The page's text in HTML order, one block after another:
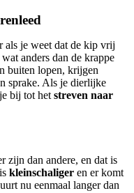
als je weet dat de kip vrij
anders dan de krappe
buiten lopen, krijgen
sprake. Als je dierlijke
bij tot het streven naar
zijn dan andere, en dat is
kleinschaliger en er komt
nu eenmaal langer dan